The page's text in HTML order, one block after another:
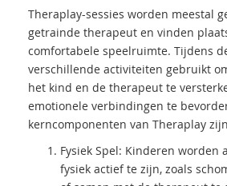
Theraplay-sessies worden meestal
getrainde therapeut en vinden
comfortabele speelruimte. Tijdens
verschillende activiteiten gebruikt
het kind en de therapeut te
emotionele verbindingen te
kerncomponenten van Theraplay
Fysiek Spel: Kinderen worden
fysiek actief te zijn, zoals